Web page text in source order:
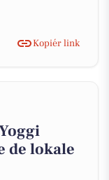
Kopiér link
de lokale